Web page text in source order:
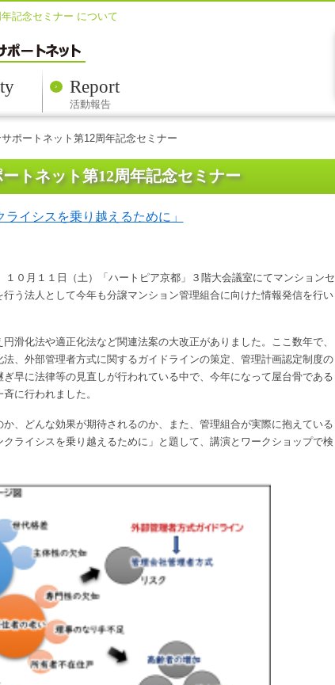
記念セミナー について
Report
活動報告
ポートネット第12周年記念セミナー
トネット第12周年記念セミナー
イシスを乗り越えるために」
０月１１日（土）「ハートピア京都」３階大会議室にてマンションセ
う法人として今年も分譲マンション管理組合に向けた情報発信を行い
滑化法や適正化法など関連法案の大改正がありました。ここ数年で、
、外部管理者方式に関するガイドラインの策定、管理計画認定制度の
早に法律等の見直しが行われている中で、今年になって屋台骨である
に行われました。
、どんな効果が期待されるのか、また、管理組合が実際に抱えている
ライシスを乗り越えるために」と題して、講演とワークショップで検